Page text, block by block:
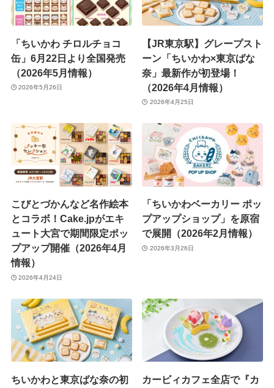
「ちいかわ チロルチョコ
缶」6月22日より全国発売
（2026年5月情報）
2026年5月26日
【JR東京駅】グレープスト
ーン「ちいかわ×東京ばな
奈」最新作が初登場！
（2026年4月情報）
2026年4月25日
こびとづかんなど名作絵本
とコラボ！Cake.jpがエキ
ュート大宮で期間限定ポッ
プアップ開催（2026年4月
情報）
2026年4月24日
「ちいかわベーカリー ポッ
プアップショップ」を原宿
で展開（2026年2月情報）
2026年3月26日
ちいかわと東京ばな奈の初
カービィカフェ全店で『カ